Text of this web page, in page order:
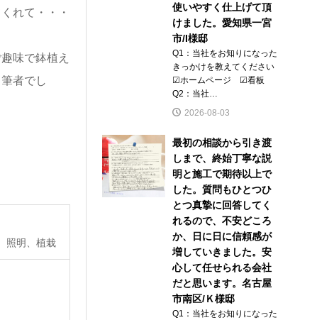
れて・・・
味で鉢植え
者でし
照明、植栽
使いやすく仕上げて頂
けました。愛知県一宮
市/I様邸
Q1：当社をお知りになった
きっかけを教えてください
☑ホームページ ☑看板
Q2：当社…
2026-08-03
最初の相談から引き渡
しまで、終始丁寧な説
明と施工で期待以上で
した。質問もひとつひ
とつ真摯に回答してく
れるので、不安どころ
か、日に日に信頼感が
増していきました。安
心して任せられる会社
だと思います。名古屋
市南区/Ｋ様邸
Q1：当社をお知りになった